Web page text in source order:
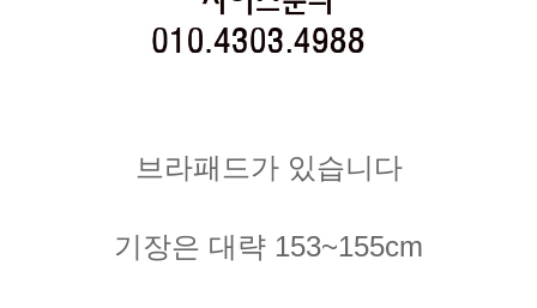
브라패드가 있습니다
기장은 대략 153~155cm